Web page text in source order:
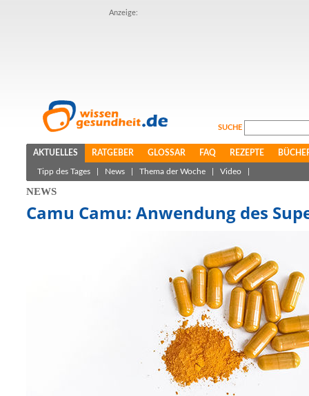
Anzeige:
SUCHE
AKTUELLES RATGEBER GLOSSAR FAQ REZEPTE
Tipp des Tages News Thema der Woche Video
NEWS
Camu Camu: Anwendung des